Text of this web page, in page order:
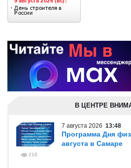
В ЦЕНТРЕ
7 августа 2026 13:48
Программа Дня
августа в Самаре
216